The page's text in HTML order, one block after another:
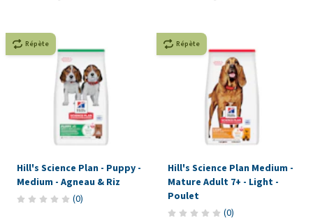
Répète
Hill's Science Plan - Puppy -
Medium - Agneau & Riz
(0)
Répète
Hill's Science Plan Medium -
Mature Adult 7+ - Light -
Poulet
(0)